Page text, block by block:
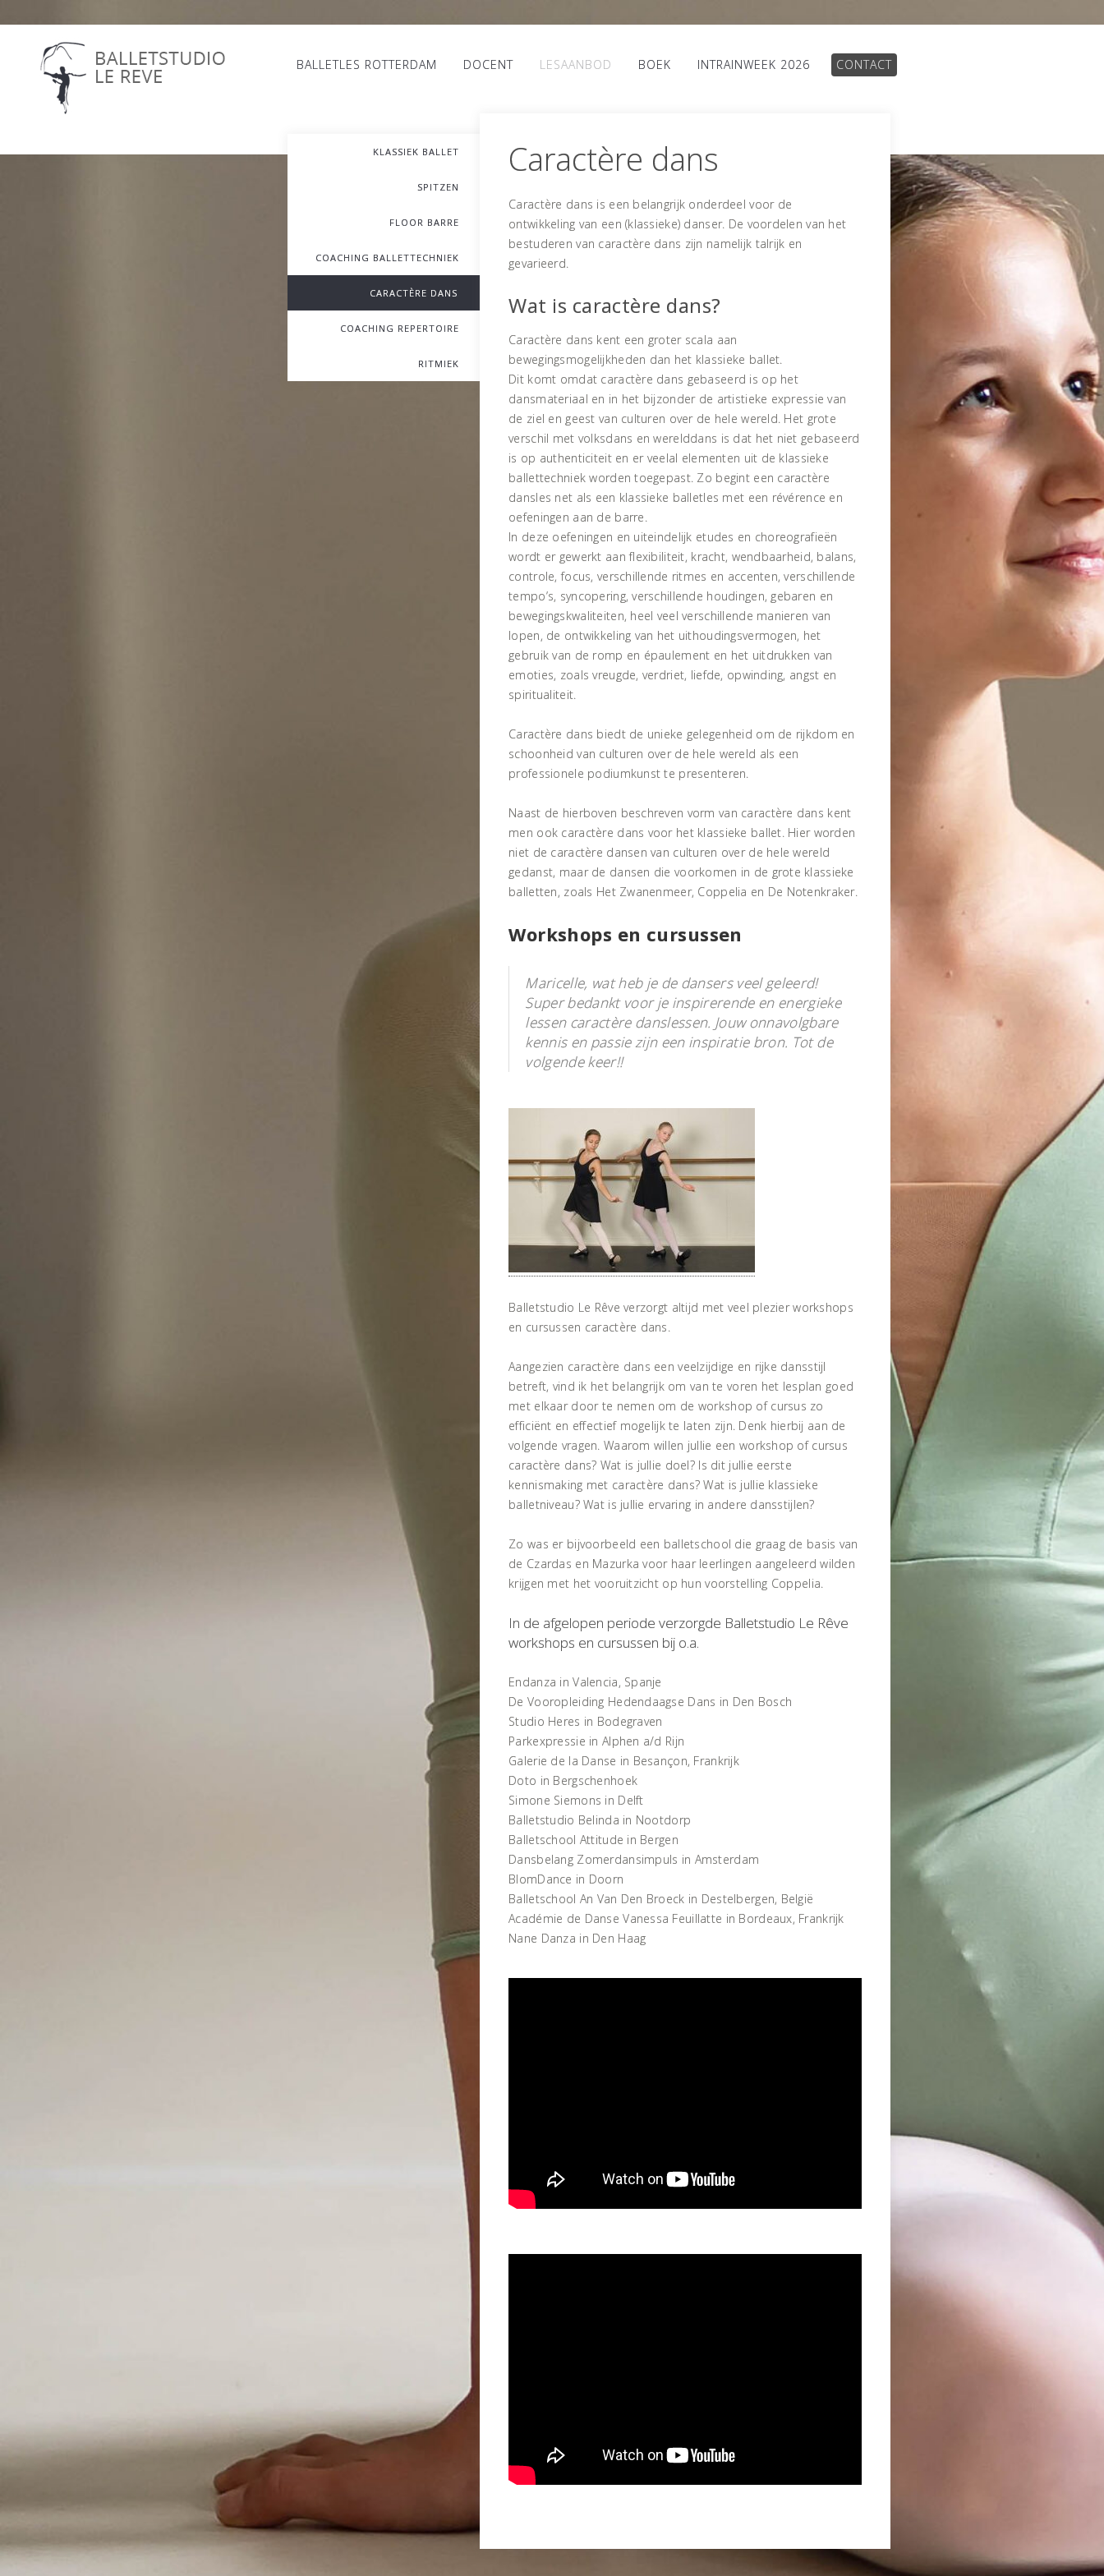
BALLETLES ROTTERDAM DOCENT LESAANBOD BOEK INTRAINWEEK 2026 CONTACT
KLASSIEK BALLET
SPITZEN
FLOOR BARRE
COACHING BALLETTECHNIEK
CARACTÈRE DANS
COACHING REPERTOIRE
RITMIEK
Caractère dans
Caractère dans is een belangrijk onderdeel voor de
ontwikkeling van een (klassieke) danser. De voordelen van het
bestuderen van caractère dans zijn namelijk talrijk en
gevarieerd.
Wat is caractère dans?
Caractère dans kent een groter scala aan
bewegingsmogelijkheden dan het klassieke ballet.
Dit komt omdat caractère dans gebaseerd is op het
dansmateriaal en in het bijzonder de artistieke expressie van
de ziel en geest van culturen over de hele wereld. Het grote
verschil met volksdans en werelddans is dat het niet gebaseerd
is op authenticiteit en er veelal elementen uit de klassieke
ballettechniek worden toegepast. Zo begint een caractère
dansles net als een klassieke balletles met een révérence en
oefeningen aan de barre.
In deze oefeningen en uiteindelijk etudes en choreografieën
wordt er gewerkt aan flexibiliteit, kracht, wendbaarheid, balans,
controle, focus, verschillende ritmes en accenten, verschillende
tempo’s, syncopering, verschillende houdingen, gebaren en
bewegingskwaliteiten, heel veel verschillende manieren van
lopen, de ontwikkeling van het uithoudingsvermogen, het
gebruik van de romp en épaulement en het uitdrukken van
emoties, zoals vreugde, verdriet, liefde, opwinding, angst en
spiritualiteit.
Caractère dans biedt de unieke gelegenheid om de rijkdom en
schoonheid van culturen over de hele wereld als een
professionele podiumkunst te presenteren.
Naast de hierboven beschreven vorm van caractère dans kent
men ook caractère dans voor het klassieke ballet. Hier worden
niet de caractère dansen van culturen over de hele wereld
gedanst, maar de dansen die voorkomen in de grote klassieke
balletten, zoals Het Zwanenmeer, Coppelia en De Notenkraker.
Workshops en cursussen
Maricelle, wat heb je de dansers veel geleerd!
Super bedankt voor je inspirerende en energieke
lessen caractère danslessen. Jouw onnavolgbare
kennis en passie zijn een inspiratie bron. Tot de
volgende keer!!
Balletstudio Le Rêve verzorgt altijd met veel plezier workshops
en cursussen caractère dans.
Aangezien caractère dans een veelzijdige en rijke dansstijl
betreft, vind ik het belangrijk om van te voren het lesplan goed
met elkaar door te nemen om de workshop of cursus zo
efficiënt en effectief mogelijk te laten zijn. Denk hierbij aan de
volgende vragen. Waarom willen jullie een workshop of cursus
caractère dans? Wat is jullie doel? Is dit jullie eerste
kennismaking met caractère dans? Wat is jullie klassieke
balletniveau? Wat is jullie ervaring in andere dansstijlen?
Zo was er bijvoorbeeld een balletschool die graag de basis van
de Czardas en Mazurka voor haar leerlingen aangeleerd wilden
krijgen met het vooruitzicht op hun voorstelling Coppelia.
In de afgelopen periode verzorgde Balletstudio Le Rêve
workshops en cursussen bij o.a.
Endanza in Valencia, Spanje
De Vooropleiding Hedendaagse Dans in Den Bosch
Studio Heres in Bodegraven
Parkexpressie in Alphen a/d Rijn
Galerie de la Danse in Besançon, Frankrijk
Doto in Bergschenhoek
Simone Siemons in Delft
Balletstudio Belinda in Nootdorp
Balletschool Attitude in Bergen
Dansbelang Zomerdansimpuls in Amsterdam
BlomDance in Doorn
Balletschool An Van Den Broeck in Destelbergen, België
Académie de Danse Vanessa Feuillatte in Bordeaux, Frankrijk
Nane Danza in Den Haag